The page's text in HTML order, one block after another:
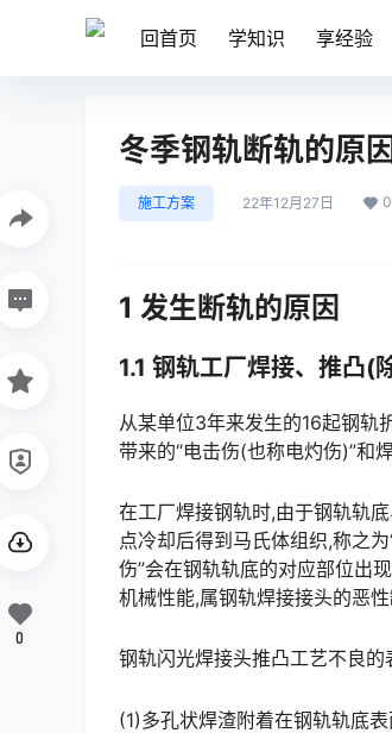
回首页 学知识 享经验
冬季钢轨断轨的原
施工方案 22年12月27日 0
1 发生断轨的原因
1.1 钢轨工厂焊接、推凸(
从某单位3年来发生的16起钢轨
带来的“电击伤(也称电灼伤)”和
在工厂焊接钢轨时,由于钢轨轨
点冷却后得到马氏体组织,称之
伤”会在钢轨轨底的对应部位出
机械性能,属钢轨焊接接头的恶
钢轨闪光焊接头推凸工艺不良的
(1)多孔状焊渣附着在钢轨轨底
0